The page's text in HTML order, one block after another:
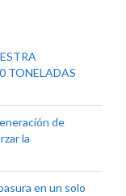
TONELADAS
de
la
en un solo